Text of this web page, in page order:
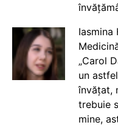
Iasmina
„Carol
un
învățat,
trebuie
mine,